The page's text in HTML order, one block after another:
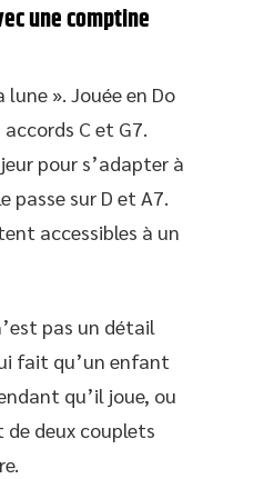
une comptine
lune ». Jouée en Do
C et G7.
pour s’adapter à
passe sur D et A7.
accessibles à un
pas un détail
fait qu’un enfant
qu’il joue, ou
de deux couplets